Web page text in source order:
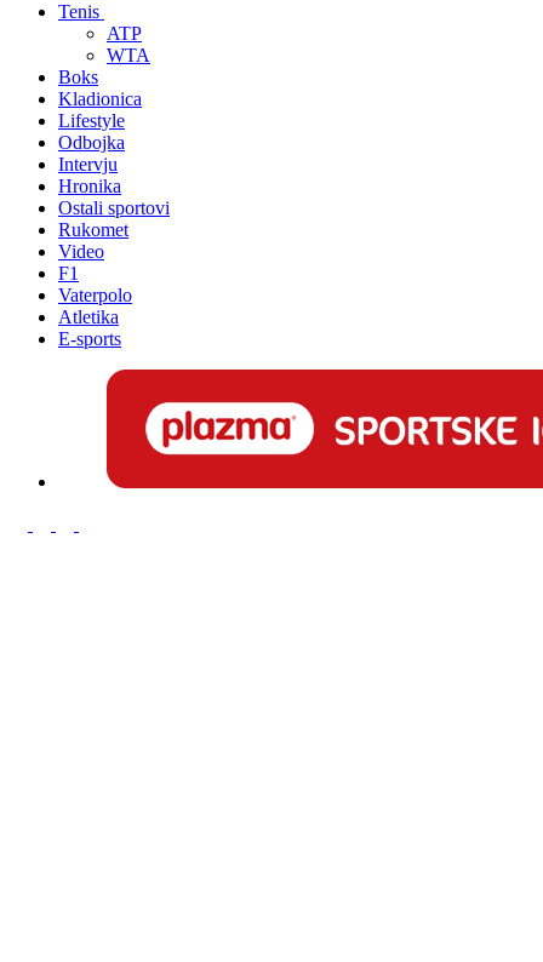
Tenis
ATP
WTA
Boks
Kladionica
Lifestyle
Odbojka
Intervju
Hronika
Ostali sportovi
Rukomet
Video
F1
Vaterpolo
Atletika
E-sports